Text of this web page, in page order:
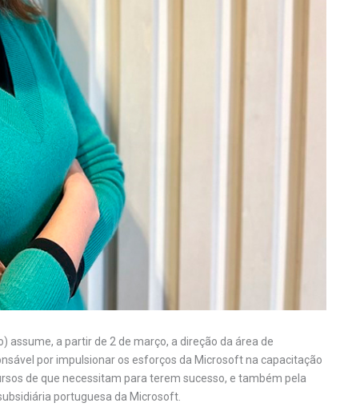
assume, a partir de 2 de março, a direção da área de
por impulsionar os esforços da Microsoft na capacitação
de que necessitam para terem sucesso, e também pela
portuguesa da Microsoft.